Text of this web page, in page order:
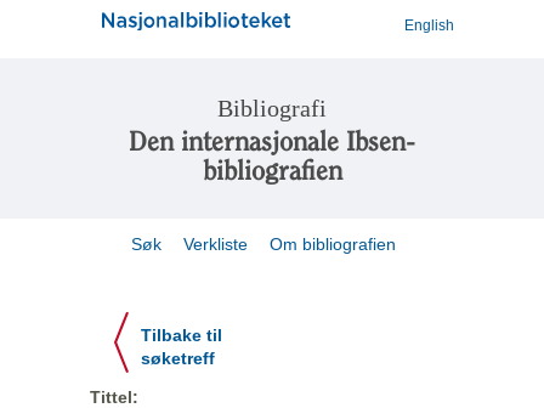
English
Bibliografi
Den internasjonale Ibsen-
bibliografien
Søk Verkliste Om bibliografien
Tilbake til
søketreff
Tittel: